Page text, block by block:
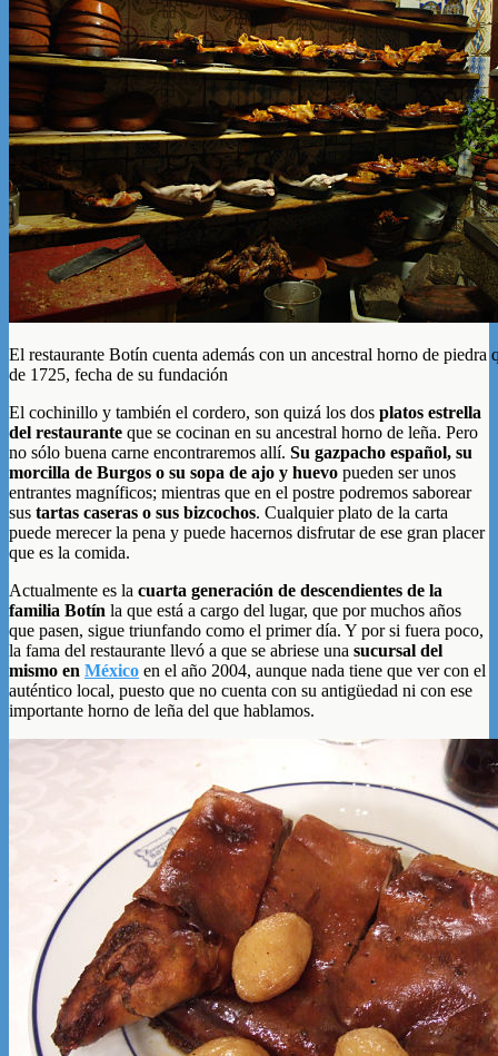
El restaurante Botín cuenta además con un ancestral horno de piedra
de 1725, fecha de su fundación
El cochinillo y también el cordero, son quizá los dos platos estrella
del restaurante que se cocinan en su ancestral horno de leña. Pero
no sólo buena carne encontraremos allí. Su gazpacho español, su
morcilla de Burgos o su sopa de ajo y huevo pueden ser unos
entrantes magníficos; mientras que en el postre podremos saborear
sus tartas caseras o sus bizcochos. Cualquier plato de la carta
puede merecer la pena y puede hacernos disfrutar de ese gran placer
que es la comida.
Actualmente es la cuarta generación de descendientes de la
familia Botín la que está a cargo del lugar, que por muchos años
que pasen, sigue triunfando como el primer día. Y por si fuera poco,
la fama del restaurante llevó a que se abriese una sucursal del
mismo en México en el año 2004, aunque nada tiene que ver con el
auténtico local, puesto que no cuenta con su antigüedad ni con ese
importante horno de leña del que hablamos.